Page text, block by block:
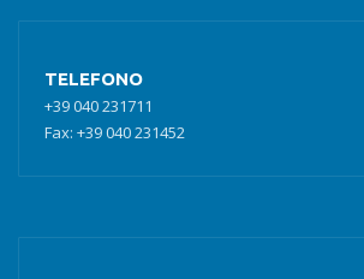
TELEFONO
+39 040 231711
Fax: +39 040 231452